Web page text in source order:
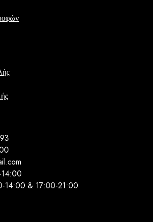
14:00 & 17:00-21:00